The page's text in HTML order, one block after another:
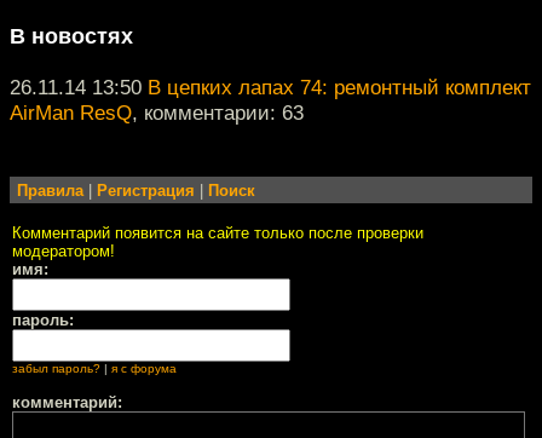
В новостях
26.11.14 13:50 В цепких лапах 74: ремонтный комплект
AirMan ResQ, комментарии: 63
Правила| Регистрация Поиск
Комментарий появится на сайте только после проверки
модератором!
имя:
пароль:
забыл пароль? я с форума
комментарий: